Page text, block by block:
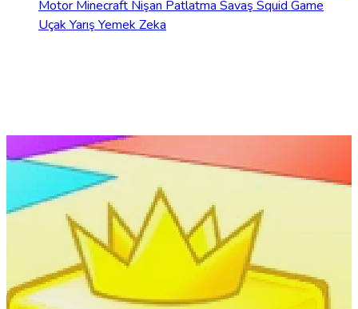
Motor Minecraft Nişan Patlatma Savaş Squid Game
Uçak Yarış Yemek Zeka